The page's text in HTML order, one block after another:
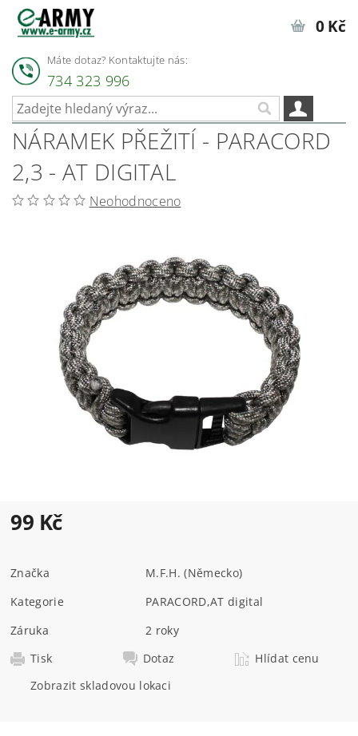
Máte dotaz? Kontaktujte nás:
734 323 996
0 Kč
NÁRAMEK PŘEŽITÍ - PARACORD
2,3 - AT DIGITAL
Neohodnoceno
99 Kč
Značka
M.F.H. (Německo)
Kategorie
PARACORD,AT digital
Záruka
2 roky
Tisk
Dotaz
Hlídat cenu
Zobrazit skladovou lokaci